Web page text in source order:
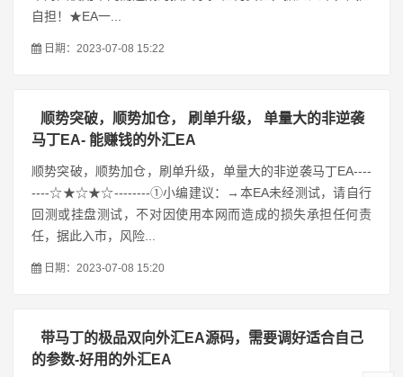
自担！★EA一...
日期：2023-07-08 15:22
顺势突破，顺势加仓， 刷单升级， 单量大的非逆袭
马丁EA- 能赚钱的外汇EA
顺势突破，顺势加仓，刷单升级，单量大的非逆袭马丁EA----
----☆★☆★☆--------①小编建议：→本EA未经测试，请自行
回测或挂盘测试，不对因使用本网而造成的损失承担任何责
任，据此入市，风险...
日期：2023-07-08 15:20
带马丁的极品双向外汇EA源码，需要调好适合自己
的参数-好用的外汇EA